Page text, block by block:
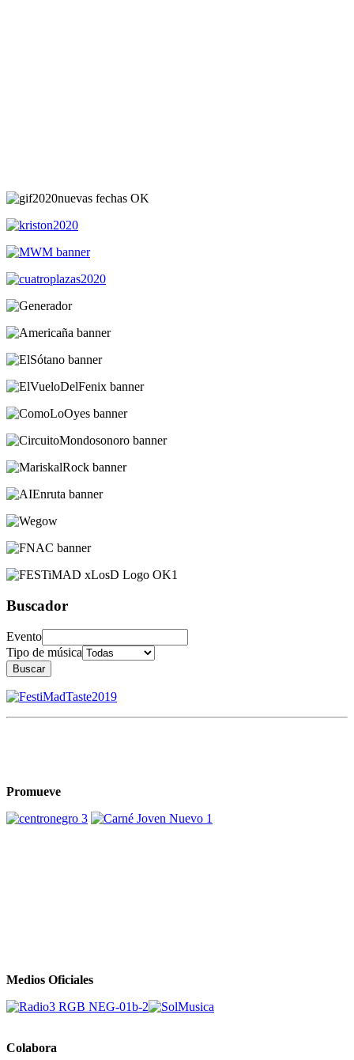
Buscador
Evento
Tipo de música
Buscar
Promueve
Medios Oficiales
Colabora